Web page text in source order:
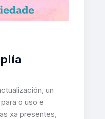
un
o uso e
xa presentes,